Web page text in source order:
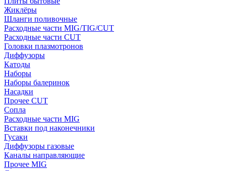
Жиклёры
Шланги поливочные
Расходные части MIG/TIG/CUT
Расходные части CUT
Головки плазмотронов
Диффузоры
Катоды
Наборы
Наборы балеринок
Насадки
Прочее CUT
Сопла
Расходные части MIG
Вставки под наконечники
Гусаки
Диффузоры газовые
Каналы направляющие
Прочее MIG